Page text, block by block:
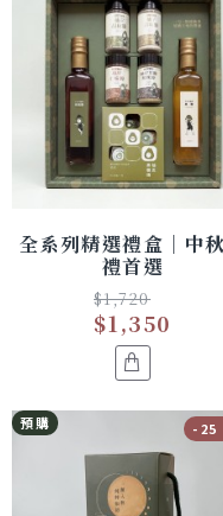
全系列精選禮盒｜中
禮首選
$1,350
$1,720
預購 -25